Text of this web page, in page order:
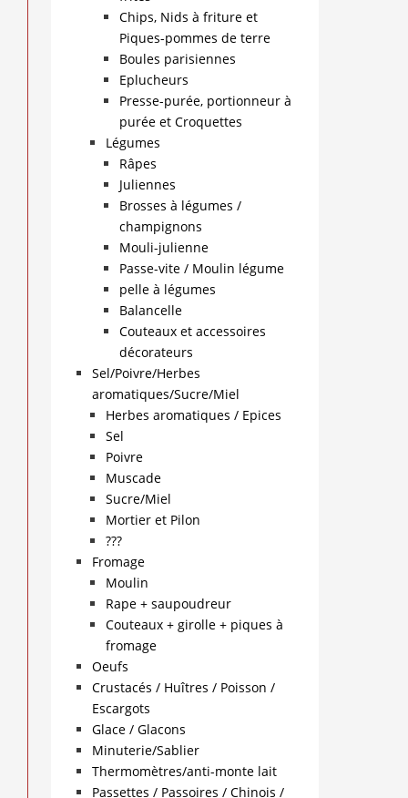
Chips, Nids à friture et
Piques-pommes de terre
Boules parisiennes
Eplucheurs
Presse-purée, portionneur à
purée et Croquettes
Légumes
Râpes
Juliennes
Brosses à légumes /
champignons
Mouli-julienne
Passe-vite / Moulin légume
pelle à légumes
Balancelle
Couteaux et accessoires
décorateurs
Sel/Poivre/Herbes
aromatiques/Sucre/Miel
Herbes aromatiques / Epices
Sel
Poivre
Muscade
Sucre/Miel
Mortier et Pilon
???
Fromage
Moulin
Rape + saupoudreur
Couteaux + girolle + piques à
fromage
Oeufs
Crustacés / Huîtres / Poisson /
Escargots
Glace / Glacons
Minuterie/Sablier
Thermomètres/anti-monte lait
Passettes / Passoires / Chinois /